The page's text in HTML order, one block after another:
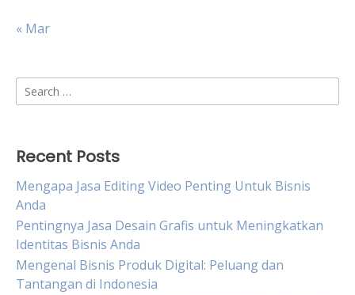
« Mar
Search
for:
Recent Posts
Mengapa Jasa Editing Video Penting Untuk Bisnis
Anda
Pentingnya Jasa Desain Grafis untuk Meningkatkan
Identitas Bisnis Anda
Mengenal Bisnis Produk Digital: Peluang dan
Tantangan di Indonesia